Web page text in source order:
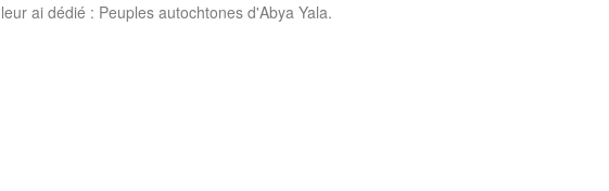
leur ai dédié : Peuples autochtones d'Abya Yala.